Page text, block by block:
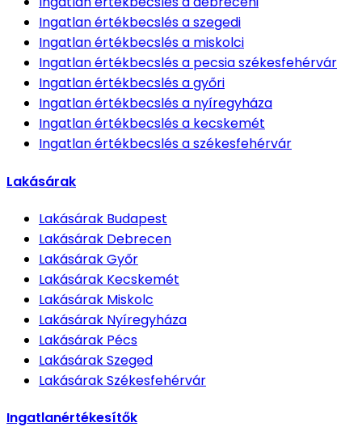
Ingatlan értékbecslésa szegedi
Ingatlan értékbecslésa miskolci
Ingatlan értékbecslésa pecsia székesfehérvár
Ingatlan értékbecslésa győri
Ingatlan értékbecslésa nyíregyháza
Ingatlan értékbecslésa kecskemét
Ingatlan értékbecslésa székesfehérvár
Lakásárak
Lakásárak Budapest
Lakásárak Debrecen
LakásárakGyőr
Lakásárak Kecskemét
Lakásárak Miskolc
Lakásárak Nyíregyháza
Lakásárak Pécs
LakásárakSzeged
LakásárakSzékesfehérvár
Ingatlanértékesítők